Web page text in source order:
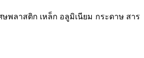
ษพลาสติก เหล็ก อลูมิเนียม กระดาษ สาร